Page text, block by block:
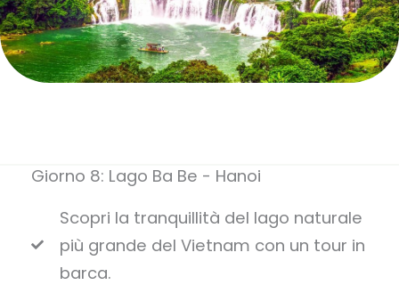
Giorno 8: Lago Ba Be - Hanoi
Scopri la tranquillità del lago naturale
più grande del Vietnam con un tour in
barca.